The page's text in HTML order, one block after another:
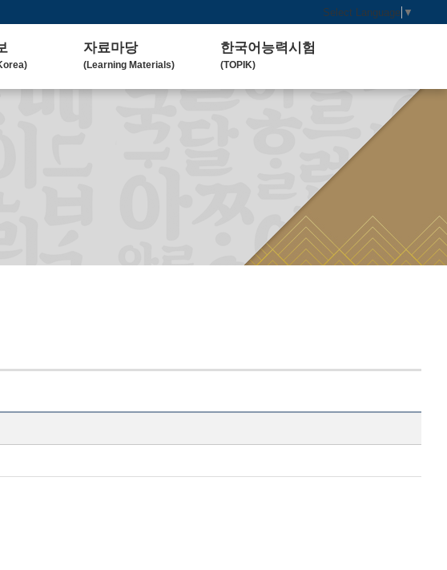
Select Language ▼
자료마당
(Learning Materials)
한국 교육 자료
한국어능력시험
(TOPIK)
토픽(TOPIK) 안내